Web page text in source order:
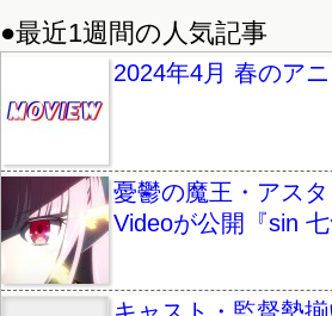
●最近1週間の人気記事
2024年4月 春のア
憂鬱の魔王・アス
Videoが公開『sin 七